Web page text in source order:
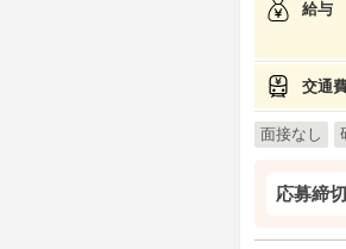
給与
交通
面接なし
応募締切